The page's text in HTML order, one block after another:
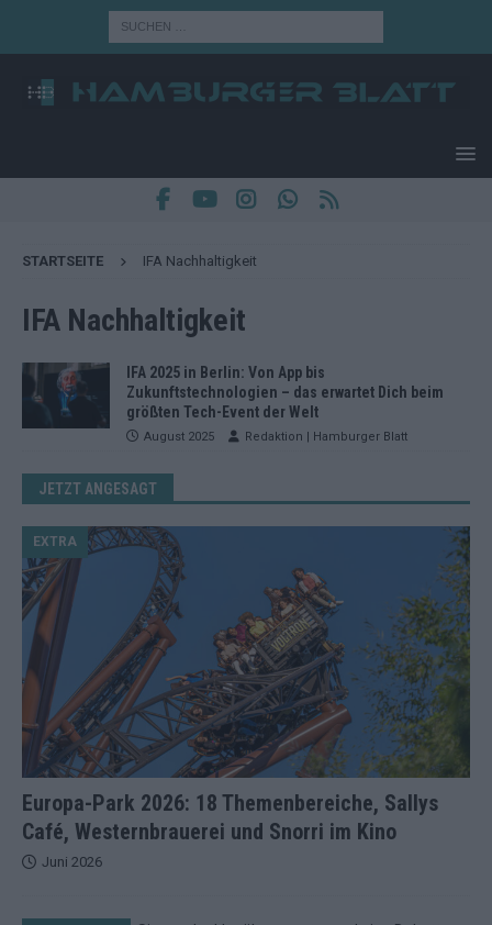
STARTSEITE IFA Nachhaltigkeit
IFA Nachhaltigkeit
IFA 2025 in Berlin: Von App bis
Zukunftstechnologien – das erwartet Dich beim
größten Tech-Event der Welt
August 2025 Redaktion | Hamburger Blatt
JETZT ANGESAGT
Europa-Park 2026: 18 Themenbereiche, Sallys
Café, Westernbrauerei und Snorri im Kino
EXTRA
Juni 2026